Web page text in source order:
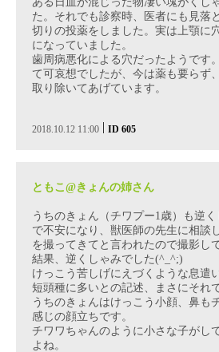
た。それでも診察時、医者にも見落
切りの投薬をしました。実は上顎に
になっていました。
歯周病悪化による穴だったようです
て可哀想でしたが、今は薬も要らず
取り除いてあげています。
2018.10.12 11:00 | ID 605
ともこ@きょんの姉さん
うちのきょん（チワプー1歳）も逆
で不安になり、獣医師の先生に相談
を撮ってきてと言われたので撮影し
結果、逆くしゃみでした(^_^;)
けっこう苦しげにえづくような息遣
短頭種に多いとの記述、まさにそれ
うちのきょんはけっこう小顔、鼻も
感じの顔立ちです。
チワワちゃんのように小さな子がし
よね。